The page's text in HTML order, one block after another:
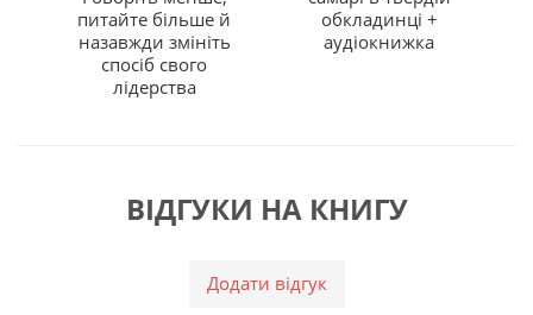
питайте більше й
назавжди змініть
спосіб свого
лідерства
обкладинці +
аудіокнижка
ВІДГУКИ НА КНИГУ
Додати відгук